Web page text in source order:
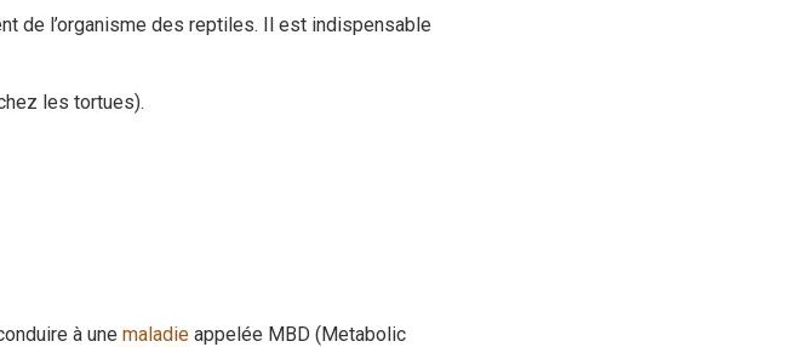
de l’organisme des reptiles. Il est indispensable
les tortues).
à une maladie appelée MBD (Metabolic